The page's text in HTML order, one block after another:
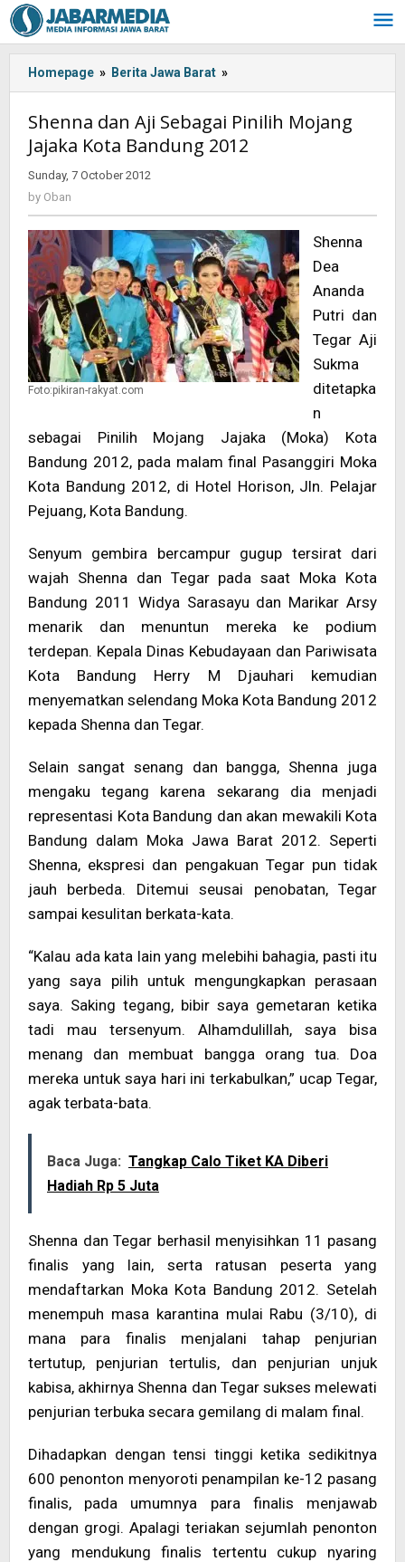
Skip
to
content
Homepage » Berita Jawa Barat »
dan
Sebagai
Pinilih
2012
Shenna dan Aji Sebagai Pinilih Mojang
Jajaka Kota Bandung 2012
Sunday, 7 October 2012
by Oban
Foto:pikiran-rakyat.com
Shenna
Dea
Ananda
Putri dan
Tegar Aji
Sukma
ditetapka
n
sebagai Pinilih Mojang Jajaka (Moka) Kota
Bandung 2012, pada malam final Pasanggiri Moka
Kota Bandung 2012, di Hotel Horison, Jln. Pelajar
Pejuang, Kota Bandung.
Senyum gembira bercampur gugup tersirat dari
wajah Shenna dan Tegar pada saat Moka Kota
Bandung 2011 Widya Sarasayu dan Marikar Arsy
menarik dan menuntun mereka ke podium
terdepan. Kepala Dinas Kebudayaan dan Pariwisata
Kota Bandung Herry M Djauhari kemudian
menyematkan selendang Moka Kota Bandung 2012
kepada Shenna dan Tegar.
Selain sangat senang dan bangga, Shenna juga
mengaku tegang karena sekarang dia menjadi
representasi Kota Bandung dan akan mewakili Kota
Bandung dalam Moka Jawa Barat 2012. Seperti
Shenna, ekspresi dan pengakuan Tegar pun tidak
jauh berbeda. Ditemui seusai penobatan, Tegar
sampai kesulitan berkata-kata.
“Kalau ada kata lain yang melebihi bahagia, pasti itu
yang saya pilih untuk mengungkapkan perasaan
saya. Saking tegang, bibir saya gemetaran ketika
tadi mau tersenyum. Alhamdulillah, saya bisa
menang dan membuat bangga orang tua. Doa
mereka untuk saya hari ini terkabulkan,” ucap Tegar,
agak terbata-bata.
Baca Juga: Tangkap Calo Tiket KA Diberi
Hadiah Rp 5 Juta
Shenna dan Tegar berhasil menyisihkan 11 pasang
finalis yang lain, serta ratusan peserta yang
mendaftarkan Moka Kota Bandung 2012. Setelah
menempuh masa karantina mulai Rabu (3/10), di
mana para finalis menjalani tahap penjurian
tertutup, penjurian tertulis, dan penjurian unjuk
kabisa, akhirnya Shenna dan Tegar sukses melewati
penjurian terbuka secara gemilang di malam final.
Dihadapkan dengan tensi tinggi ketika sedikitnya
600 penonton menyoroti penampilan ke-12 pasang
finalis, pada umumnya para finalis menjawab
dengan grogi. Apalagi teriakan sejumlah penonton
yang mendukung finalis tertentu cukup nyaring